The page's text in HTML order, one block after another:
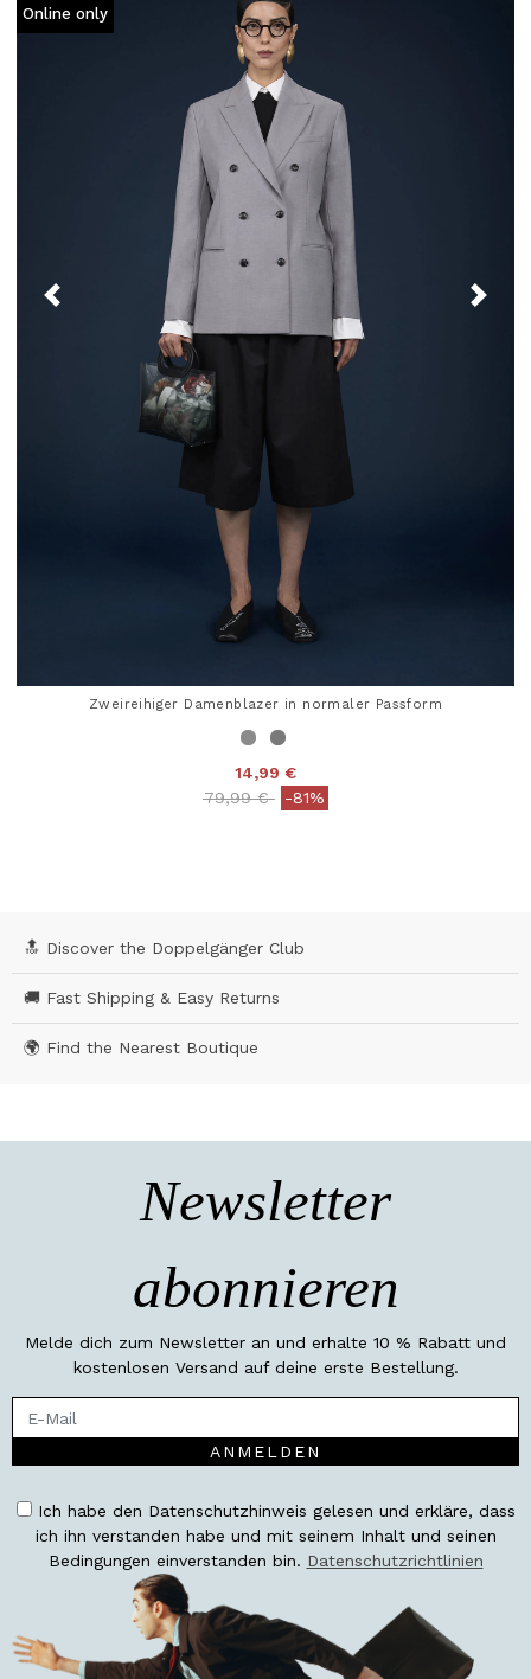
Online only
Zweireihiger Damenblazer in normaler Passform
14,99 €
Price reduced from
79,99 €to-81%
🔝 Discover the Doppelgänger Club
🚚 Fast Shipping & Easy Returns
🌍 Find the Nearest Boutique
Newsletter
abonnieren
Melde dich zum Newsletter an und erhalte 10 % Rabatt und
kostenlosen Versand auf deine erste Bestellung.
ANMELDEN
Ich habe den Datenschutzhinweis gelesen und erkläre, dass
ich ihn verstanden habe und mit seinem Inhalt und seinen
Bedingungen einverstanden bin. Datenschutzrichtlinien